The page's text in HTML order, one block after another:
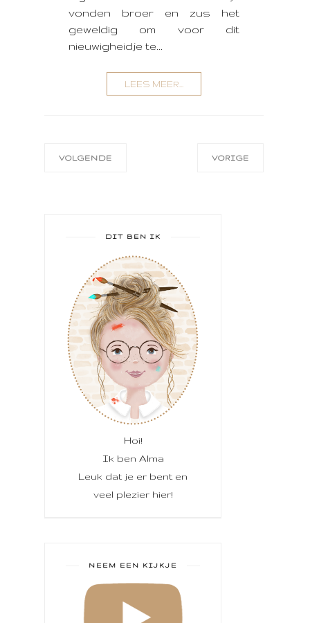
vonden broer en zus het
geweldig om voor dit
nieuwigheidje te...
LEES MEER...
VOLGENDE VORIGE
DIT BEN IK
Hoi!
Ik ben Alma
Leuk dat je er bent en
veel plezier hier!
NEEM EEN KIJKJE